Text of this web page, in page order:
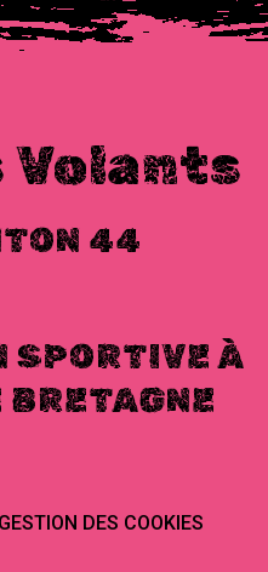
Volants
44
SPORTIVE À
BRETAGNE
GESTION DES COOKIES